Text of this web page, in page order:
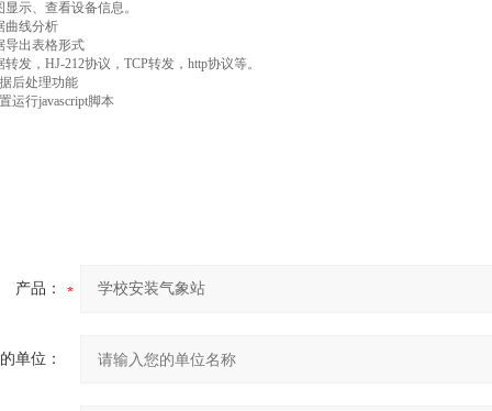
示、查看设备信息。
曲线分析
导出表格形式
发，HJ-212协议，TCP转发，http协议等。
后处理功能
运行javascript脚本
产品：
单位：